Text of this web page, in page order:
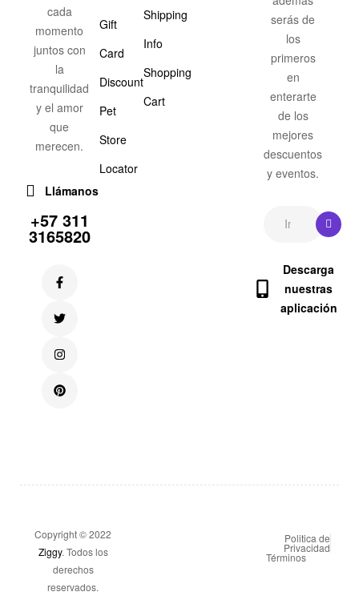
cada
momento
juntos con
la
tranquilidad
y el amor
que
merecen.
Llámanos
+57 311
3165820
Gift
Card
Discount
Pet
Store
Locator
Shipping
Info
Shopping
Cart
serás de
los
primeros
en
enterarte
de los
mejores
descuentos
y eventos.
Descarga
nuestras
aplicación
Copyright © 2022
Ziggy. Todos los
derechos
reservados.
Politica de
Privacidad
Términos